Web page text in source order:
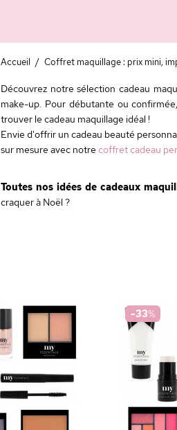
Accueil / Coffret maquillage : prix mini,
Découvrez notre sélection cadeau
make-up. Pour débutante ou
trouver le cadeau maquillage idéal !
Envie d'offrir un cadeau beauté
sur mesure avec notre coffret cadeau
Toutes nos idées de cadeaux
craquer à Noël ?
-33%